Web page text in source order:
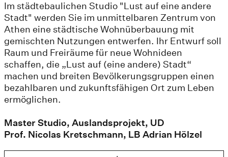
Im städtebaulichen Studio "Lust auf eine andere
Stadt" werden Sie im unmittelbaren Zentrum von
Athen eine städtische Wohnüberbauung mit
gemischten Nutzungen entwerfen. Ihr Entwurf soll
Raum und Freiräume für neue Wohnideen
schaffen, die „Lust auf (eine andere) Stadt“
machen und breiten Bevölkerungsgruppen einen
bezahlbaren und zukunftsfähigen Ort zum Leben
ermöglichen.
Master Studio, Auslandsprojekt, UD
Prof. Nicolas Kretschmann, LB Adrian Hölzel